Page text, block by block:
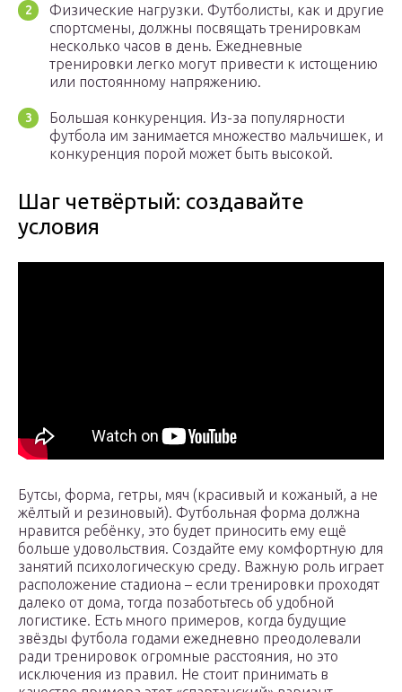
Физические нагрузки. Футболисты, как и другие
спортсмены, должны посвящать тренировкам
несколько часов в день. Ежедневные
тренировки легко могут привести к истощению
или постоянному напряжению.
Большая конкуренция. Из-за популярности
футбола им занимается множество мальчишек, и
конкуренция порой может быть высокой.
Шаг четвёртый: создавайте
условия
Бутсы, форма, гетры, мяч (красивый и кожаный, а не
жёлтый и резиновый). Футбольная форма должна
нравится ребёнку, это будет приносить ему ещё
больше удовольствия. Создайте ему комфортную для
занятий психологическую среду. Важную роль играет
расположение стадиона – если тренировки проходят
далеко от дома, тогда позаботьтесь об удобной
логистике. Есть много примеров, когда будущие
звёзды футбола годами ежедневно преодолевали
ради тренировок огромные расстояния, но это
исключения из правил. Не стоит принимать в